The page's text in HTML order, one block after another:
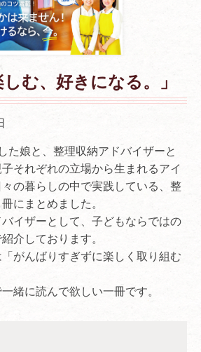
しむ、好きになる。」
た娘と、整理収納アドバイザーと
それぞれの立場から生まれるアイ
の暮らしの中で実践している、整
にまとめました。
イザーとして、子どもならではの
介しております。
がんばりすぎずに楽しく取り組む
緒に読んで欲しい一冊です。